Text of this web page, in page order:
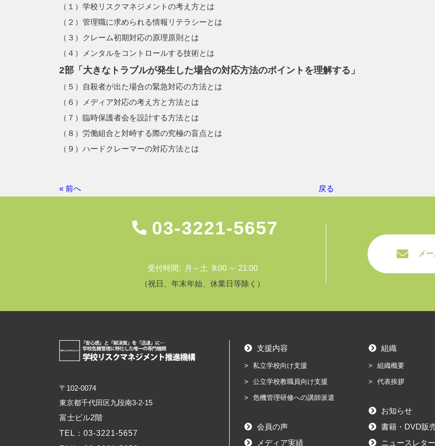
（１）学校リスクマネジメントの考え方とは
（２）管理職に求められる情報リテラシーとは
（３）クレーム初期対応の原理原則とは
（４）メンタルをコントロールする技術とは
2部「大きなトラブルが発生した場合の対応方法のポイントを理解する」
（５）自殺者が出た場合の緊急対応の方法とは
（６）メディア対応の考え方と方法とは
（７）臨時保護者会を設計する方法とは
（８）労働組合と対峙する際の究極の盲点とは
（９）ハードクレーマーの対応方法とは
« 前へ 戻る
03-3221-5657
受付時間: 月～土 9:00 ～ 21:00
（祝日、年末年始、休業日等除く）
メ
〒102-0074
東京都千代田区九段南3-2-15
富士ビル2階
TEL ：03-3221-5657
支援内容
私立学校向け支援
公立学校教職員向け支援
危機管理研修への講師派遣
会員の声
メディア実績
組織
組織概要
代表挨拶
お知らせ
書籍・DVD販
ニュースレタ